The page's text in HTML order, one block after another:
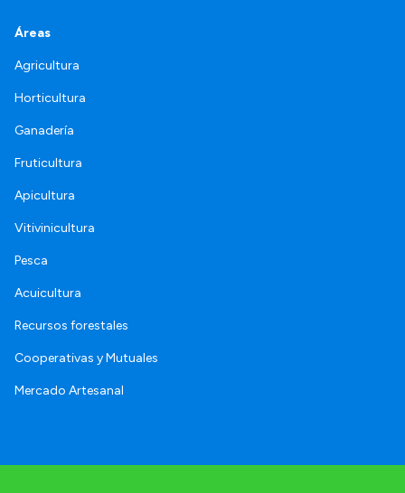
Áreas
Agricultura
Horticultura
Ganadería
Fruticultura
Apicultura
Vitivinicultura
Pesca
Acuicultura
Recursos forestales
Cooperativas y Mutuales
Mercado Artesanal